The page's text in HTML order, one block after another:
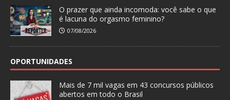
O prazer que ainda incomoda: você sabe o que
é lacuna do orgasmo feminino?
07/08/2026
OPORTUNIDADES
Mais de 7 mil vagas em 43 concursos públicos
abertos em todo o Brasil